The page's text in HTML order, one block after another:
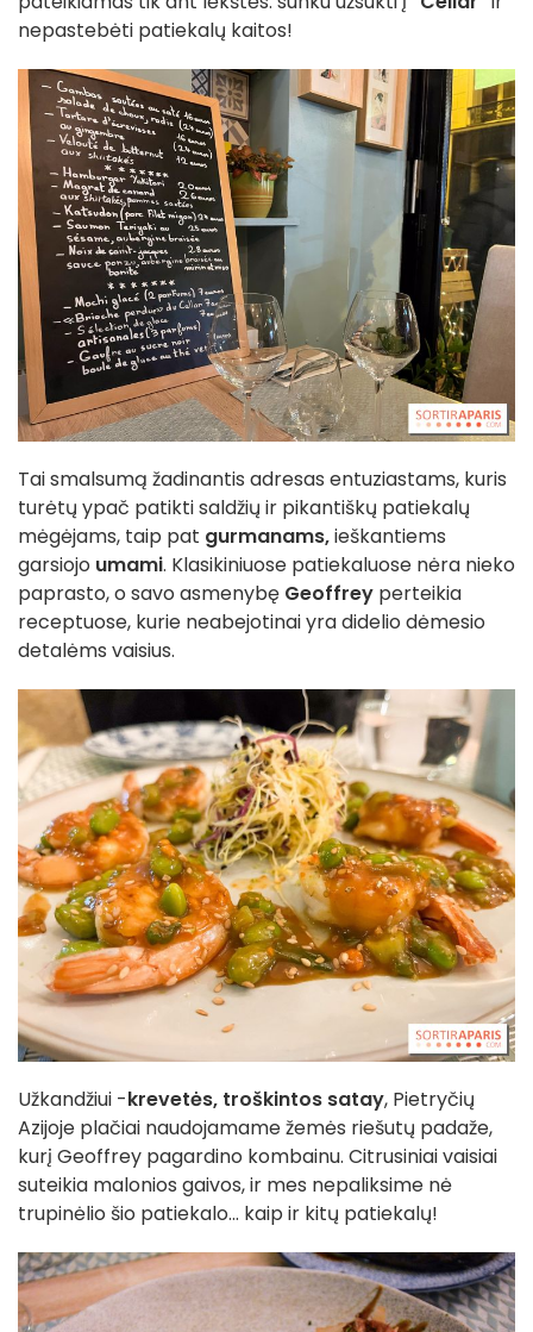
nepastebėti patiekalų kaitos!
Tai smalsumą žadinantis adresas entuziastams, kuris
turėtų ypač patikti saldžių ir pikantiškų patiekalų
mėgėjams, taip pat gurmanams,ieškantiems
garsiojo umami. Klasikiniuose patiekaluose nėra nieko
paprasto, o savo asmenybę Geoffrey perteikia
receptuose, kurie neabejotinai yra didelio dėmesio
detalėms vaisius.
Užkandžiui -krevetės, troškintos satay, Pietryčių
Azijoje plačiai naudojamame žemės riešutų padaže,
kurį Geoffrey pagardino kombainu. Citrusiniai vaisiai
suteikia malonios gaivos, ir mes nepaliksime nė
trupinėlio šio patiekalo... kaip ir kitų patiekalų!